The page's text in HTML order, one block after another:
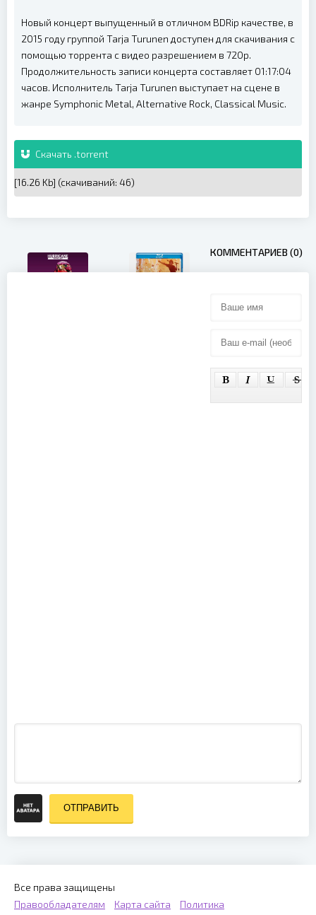
Новый концерт выпущенный в отличном BDRip качестве, в
2015 году группой Tarja Turunen доступен для скачивания с
помощью торрента с видео разрешением в 720p.
Продолжительность записи концерта составляет 01:17:04
часов. Исполнитель Tarja Turunen выступает на сцене в
жанре Symphonic Metal, Alternative Rock, Classical Music.
Скачать .torrent
[16.26 Kb] (cкачиваний: 46)
КОММЕНТАРИЕВ (0)
ОТПРАВИТЬ
Все права защищены
Правообладателям
Карта сайта
Политика